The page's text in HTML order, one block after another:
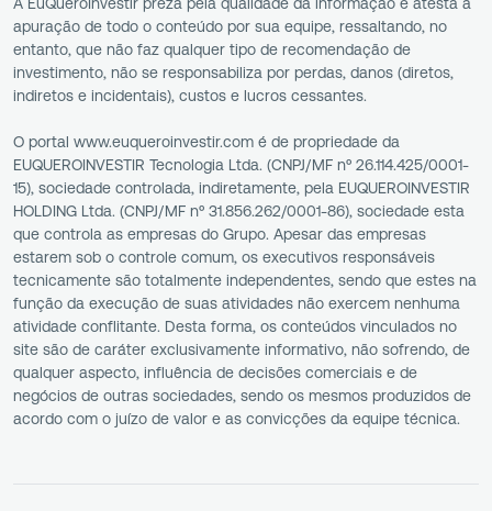
apuração de todo o conteúdo por sua equipe, ressaltando, no
entanto, que não faz qualquer tipo de recomendação de
investimento, não se responsabiliza por perdas, danos (diretos,
indiretos e incidentais), custos e lucros cessantes.
O portal www.euqueroinvestir.com é de propriedade da
EUQUEROINVESTIR Tecnologia Ltda. (CNPJ/MF nº 26.114.425/0001-
15), sociedade controlada, indiretamente, pela EUQUEROINVESTIR
HOLDING Ltda. (CNPJ/MF nº 31.856.262/0001-86), sociedade esta
que controla as empresas do Grupo. Apesar das empresas
estarem sob o controle comum, os executivos responsáveis
tecnicamente são totalmente independentes, sendo que estes na
função da execução de suas atividades não exercem nenhuma
atividade conflitante. Desta forma, os conteúdos vinculados no
site são de caráter exclusivamente informativo, não sofrendo, de
qualquer aspecto, influência de decisões comerciais e de
negócios de outras sociedades, sendo os mesmos produzidos de
acordo com o juízo de valor e as convicções da equipe técnica.